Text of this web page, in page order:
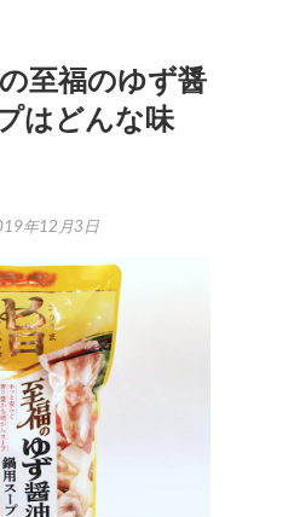
至福のゆず醤
はどんな味
年12月3日